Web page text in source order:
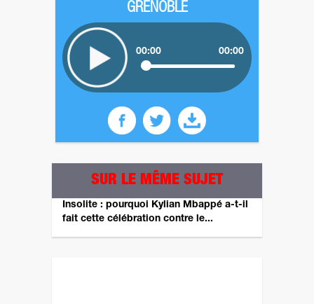
GRENOBLE
00:00 00:00
SUR LE MÊME SUJET
Insolite : pourquoi Kylian Mbappé a-t-il
fait cette célébration contre le...